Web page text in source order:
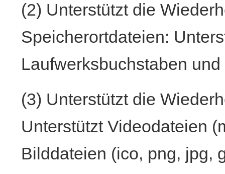
(2) Unterstützt die
Speicherortdateien:
Laufwerksbuchstaben
(3) Unterstützt die
Unterstützt Videodateien
Bilddateien (ico, png, jpg,